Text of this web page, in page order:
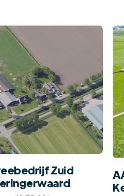
Zuid